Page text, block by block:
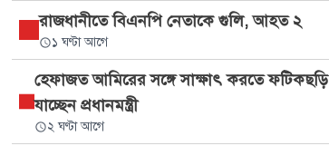
রাজধানীতে বিএনপি নেতাকে গুলি, আহত ২
১ ঘণ্টা আগে
হেফাজত আমিরের সঙ্গে সাক্ষাৎ করতে ফটিকছড়ি
যাচ্ছেন প্রধানমন্ত্রী
২ ঘণ্টা আগে